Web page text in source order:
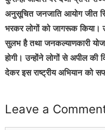
अनुसूचित जनजाति आयोग जीत
भरकर लोगों को जागरूक किया।
सुलभ है तथा जनकल्याणकारी
होगी। उन्होंने लोगों से अपील
देकर इस राष्ट्रीय अभियान को
Leave a